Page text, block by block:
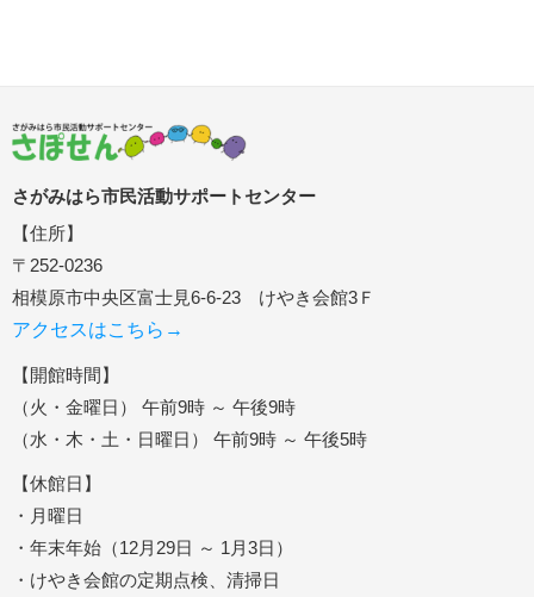
さがみはら市民活動サポートセンター
【住所】
〒252-0236
相模原市中央区富士見6-6-23 けやき会館3Ｆ
アクセスはこちら→
【開館時間】
（火・金曜日） 午前9時 ～ 午後9時
（水・木・土・日曜日） 午前9時 ～ 午後5時
【休館日】
・月曜日
・年末年始（12月29日 ～ 1月3日）
・けやき会館の定期点検、清掃日